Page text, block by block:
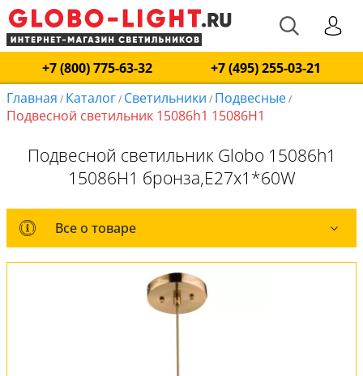
+7 (800) 775-63-32
+7 (495) 255-03-21
Главная / Каталог/ Светильники / Подвесные/
Подвесной светильник 15086h1 15086H1
Подвесной светильник Globo 15086h1
15086H1 бронза,E27x1*60W
Все о товаре
Все о товаре
Комплект лампочек